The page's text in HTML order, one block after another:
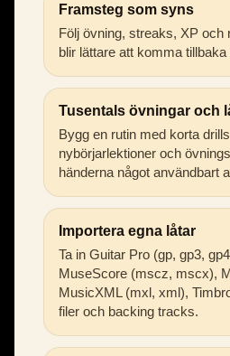
Framsteg som syns
Följ övning, streaks, XP och
blir lättare att komma tillbaka
Tusentals övningar och
Bygg en rutin med korta
nybörjarlektioner och
händerna något användbart
Importera egna låtar
Ta in Guitar Pro (gp, gp3,
MuseScore (mscz, mscx),
MusicXML (mxl, xml),
filer och backing tracks.